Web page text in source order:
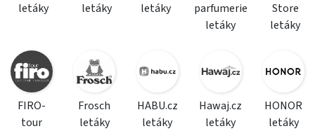
letáky
letáky
letáky
parfumerie
letáky
Store
letáky
FIRO-
tour
Frosch
letáky
HABU.cz
letáky
Hawaj.cz
letáky
HONOR
letáky